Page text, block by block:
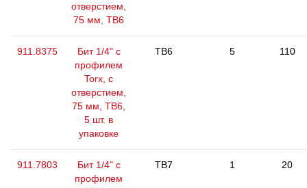
отверстием,
75 мм, ТВ6
911.8375
Бит 1/4" с
профилем
Torx, с
отверстием,
75 мм, TB6,
5 шт. в
упаковке
TB6 5 110
911.7803
Бит 1/4" с
профилем
TB7 1 20